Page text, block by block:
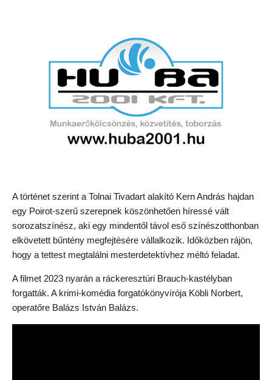
A történet szerint a Tolnai Tivadart alakító Kern András hajdan
egy Poirot-szerű szerepnek köszönhetően híressé vált
sorozatszínész, aki egy mindentől távol eső színészotthonban
elkövetett bűntény megfejtésére vállalkozik. Időközben rájön,
hogy a tettest megtalálni mesterdetektívhez méltó feladat.
A filmet 2023 nyarán a ráckeresztúri Brauch-kastélyban
forgatták. A krimi-komédia forgatókönyvírója Köbli Norbert,
operatőre Balázs István Balázs.